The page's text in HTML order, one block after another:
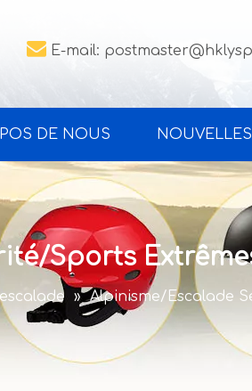
 E-mail:
DE NOUS NOUVELLES
Sports
» Alpinisme/Escalade